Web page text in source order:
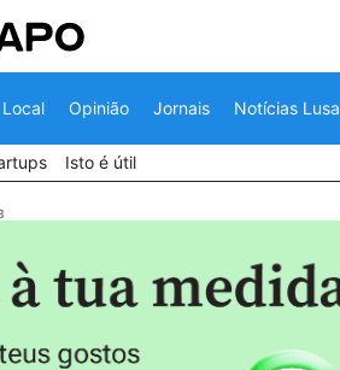
Local Opinião Jornais Notícias Lusa
Isto é útil